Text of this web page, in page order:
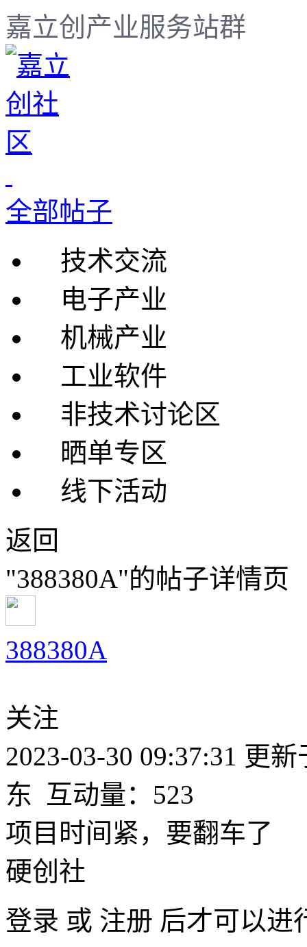
嘉立创产业服务站群
全部帖子
技术交流
电子产业
机械产业
工业软件
非技术讨论区
晒单专区
线下活动
返回
"388380A"的帖子详情页
388380A
关注
2023-03-30 09:37:31 更新
东
互动量：523
项目时间紧，要翻车了
硬创社
登录 或 注册 后才可以进